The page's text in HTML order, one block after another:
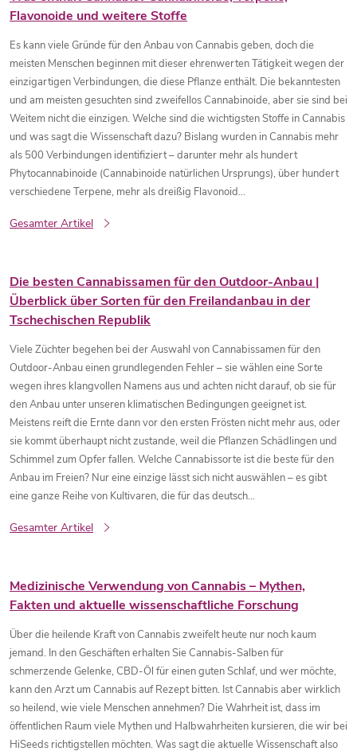
Flavonoide und weitere Stoffe
Es kann viele Gründe für den Anbau von Cannabis geben, doch die
meisten Menschen beginnen mit dieser ehrenwerten Tätigkeit wegen der
einzigartigen Verbindungen, die diese Pflanze enthält. Die bekanntesten
und am meisten gesuchten sind zweifellos Cannabinoide, aber sie sind bei
Weitem nicht die einzigen. Welche sind die wichtigsten Stoffe in Cannabis
und was sagt die Wissenschaft dazu? Bislang wurden in Cannabis mehr
als 500 Verbindungen identifiziert – darunter mehr als hundert
Phytocannabinoide (Cannabinoide natürlichen Ursprungs), über hundert
verschiedene Terpene, mehr als dreißig Flavonoid...
Gesamter Artikel
Die besten Cannabissamen für den Outdoor-Anbau |
Überblick über Sorten für den Freilandanbau in der
Tschechischen Republik
Viele Züchter begehen bei der Auswahl von Cannabissamen für den
Outdoor-Anbau einen grundlegenden Fehler – sie wählen eine Sorte
wegen ihres klangvollen Namens aus und achten nicht darauf, ob sie für
den Anbau unter unseren klimatischen Bedingungen geeignet ist.
Meistens reift die Ernte dann vor den ersten Frösten nicht mehr aus, oder
sie kommt überhaupt nicht zustande, weil die Pflanzen Schädlingen und
Schimmel zum Opfer fallen. Welche Cannabissorte ist die beste für den
Anbau im Freien? Nur eine einzige lässt sich nicht auswählen – es gibt
eine ganze Reihe von Kultivaren, die für das deutsch...
Gesamter Artikel
Medizinische Verwendung von Cannabis – Mythen,
Fakten und aktuelle wissenschaftliche Forschung
Über die heilende Kraft von Cannabis zweifelt heute nur noch kaum
jemand. In den Geschäften erhalten Sie Cannabis-Salben für
schmerzende Gelenke, CBD-Öl für einen guten Schlaf, und wer möchte,
kann den Arzt um Cannabis auf Rezept bitten. Ist Cannabis aber wirklich
so heilend, wie viele Menschen annehmen? Die Wahrheit ist, dass im
öffentlichen Raum viele Mythen und Halbwahrheiten kursieren, die wir bei
HiSeeds richtigstellen möchten. Was sagt die aktuelle Wissenschaft also